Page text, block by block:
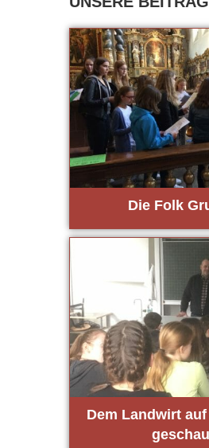
Die Folk
Dem Land­wirt